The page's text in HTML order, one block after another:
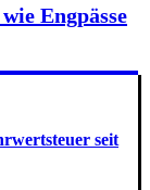
Engpässe
seit